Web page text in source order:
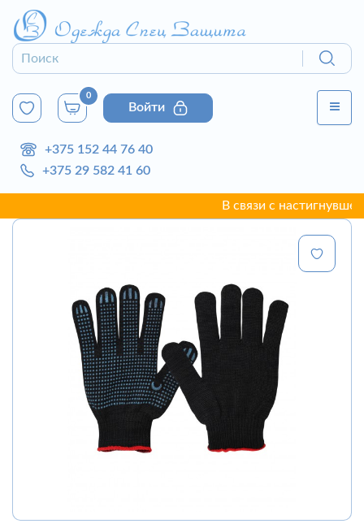
0
Войти
+375 152 44 76 40
+375 29 582 41 60
В связи с настигнувшей